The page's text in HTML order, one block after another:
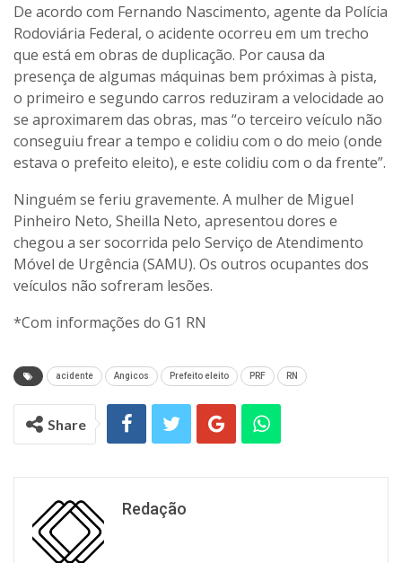
De acordo com Fernando Nascimento, agente da Polícia
Rodoviária Federal, o acidente ocorreu em um trecho
que está em obras de duplicação. Por causa da
presença de algumas máquinas bem próximas à pista,
o primeiro e segundo carros reduziram a velocidade ao
se aproximarem das obras, mas “o terceiro veículo não
conseguiu frear a tempo e colidiu com o do meio (onde
estava o prefeito eleito), e este colidiu com o da frente”.
Ninguém se feriu gravemente. A mulher de Miguel
Pinheiro Neto, Sheilla Neto, apresentou dores e
chegou a ser socorrida pelo Serviço de Atendimento
Móvel de Urgência (SAMU). Os outros ocupantes dos
veículos não sofreram lesões.
*Com informações do G1 RN
acidente Angicos Prefeito eleito PRF RN
Share
Redação